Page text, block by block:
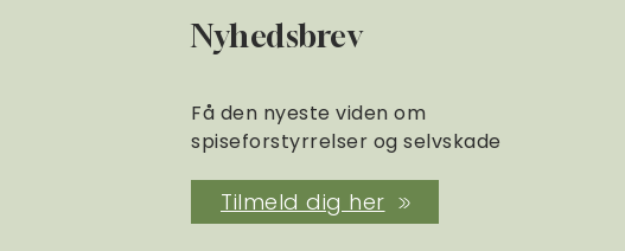
Nyhedsbrev
Få den nyeste viden om
spiseforstyrrelser og selvskade
Tilmeld dig her